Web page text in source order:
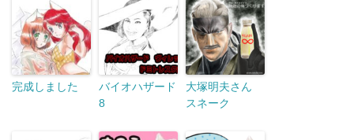
完成しました
バイオハザード
8
大塚明夫さん
スネーク